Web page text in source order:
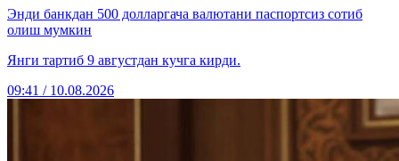
Энди банкдан 500 долларгача валютани паспортсиз сотиб
олиш мумкин
Янги тартиб 9 августдан кучга кирди.
09:41 / 10.08.2026